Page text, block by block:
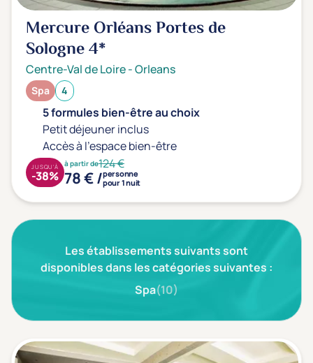
Ville
(0)
Montagne
Campagne
Type de séjour
Thalasso Thermal Spa
Thématiques bien-être
Accès à l'espace bien-être
Massage, détente, Rituel du monde
(1)
Silhouette, Minceur
(0)
Mercure Orléans Portes de
Sologne4*
Centre-Val de Loire-Orleans
Spa 4
5 formules bien-être au choix
Petit déjeuner inclus
Accès à l'espace bien-être
à partir de124 €
78 € /personne
pour 1 nuit
JUSQU'À
-38%
Les établissements suivants sont
disponibles dans les catégories suivantes :
Spa(10)